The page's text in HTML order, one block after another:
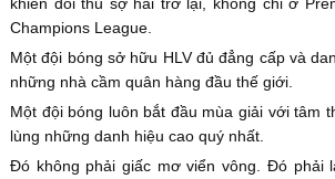
Champions League.
Một đội bóng sở hữu HLV đủ đẳng cấp và
những nhà cầm quân hàng đầu thế giới.
Một đội bóng luôn bắt đầu mùa giải với tâm
lùng những danh hiệu cao quý nhất.
Đó không phải giấc mơ viển vông. Đó phải